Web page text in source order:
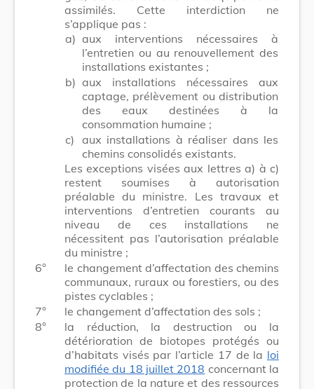
assimilés. Cette interdiction ne
s’applique pas :
a) aux interventions nécessaires à
l’entretien ou au renouvellement des
installations existantes ;
b) aux installations nécessaires aux
captage, prélèvement ou distribution
des eaux destinées à la
consommation humaine ;
c) aux installations à réaliser dans les
chemins consolidés existants.
Les exceptions visées aux lettres a) à c)
restent soumises à autorisation
préalable du ministre. Les travaux et
interventions d’entretien courants au
niveau de ces installations ne
nécessitent pas l’autorisation préalable
du ministre ;
6°
le changement d’affectation des chemins
communaux, ruraux ou forestiers, ou des
pistes cyclables ;
7°
le changement d’affectation des sols ;
8°
la réduction, la destruction ou la
détérioration de biotopes protégés ou
d’habitats visés par l’article 17 de la loi
modifiée du 18 juillet 2018 concernant la
protection de la nature et des ressources